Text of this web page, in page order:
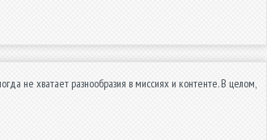
не хватает разнообразия в миссиях и контенте. В целом,